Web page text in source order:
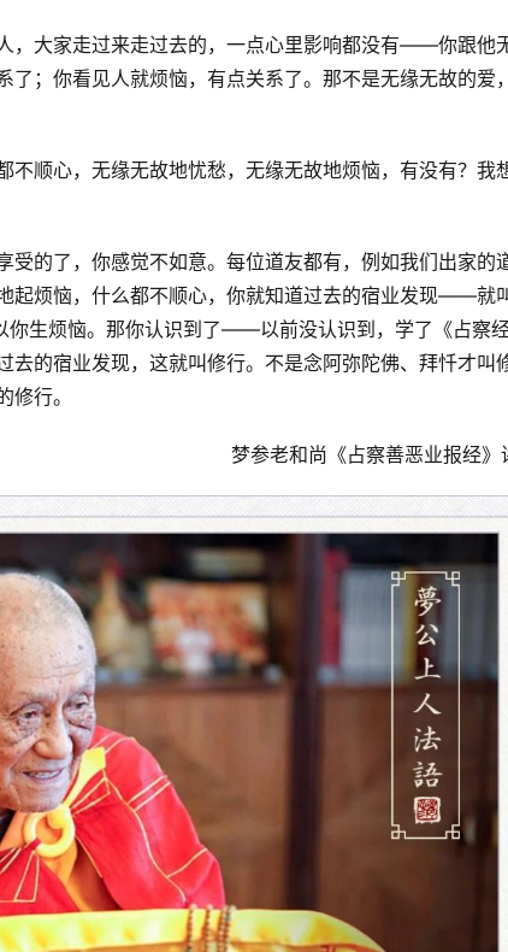
，大家走过来走过去的，一点心里影响都没有——你跟他
；你看见人就烦恼，有点关系了。那不是无缘无故的爱
顺心，无缘无故地忧愁，无缘无故地烦恼，有没有？我
受的了，你感觉不如意。每位道友都有，例如我们出家的
起烦恼，什么都不顺心，你就知道过去的宿业发现——就
你生烦恼。那你认识到了——以前没认识到，学了《占察
的宿业发现，这就叫修行。不是念阿弥陀佛、拜忏才叫
行。
梦参老和尚《占察善恶业报经》